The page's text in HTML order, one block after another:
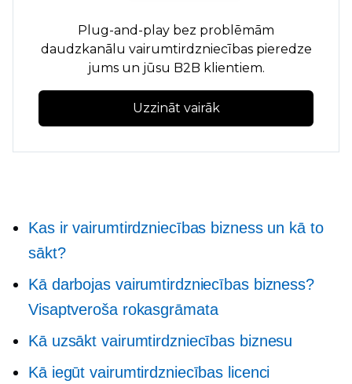
Plug-and-play bez problēmām
daudzkanālu vairumtirdzniecības pieredze
jums un jūsu B2B klientiem.
Uzzināt vairāk
Kas ir vairumtirdzniecības bizness un kā to
sākt?
Kā darbojas vairumtirdzniecības bizness?
Visaptveroša rokasgrāmata
Kā uzsākt vairumtirdzniecības biznesu
Kā iegūt vairumtirdzniecības licenci